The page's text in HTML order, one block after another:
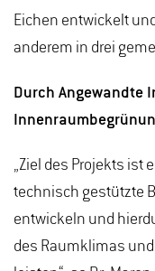
Eichen entwickelt
anderem in drei
Durch Angewandte
„Ziel des Projekts ist
technisch gestützte
entwickeln und
des Raumklimas